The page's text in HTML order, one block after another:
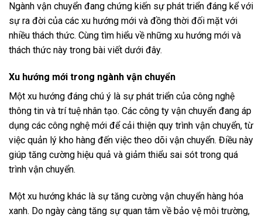
Ngành vận chuyển đang chứng kiến ​​sự phát triển đáng kể với
sự ra đời của các xu hướng mới và đồng thời đối mặt với
nhiều thách thức. Cùng tìm hiểu về những xu hướng mới và
thách thức này trong bài viết dưới đây.
Xu hướng mới trong ngành vận chuyển
Một xu hướng đáng chú ý là sự phát triển của công nghệ
thông tin và trí tuệ nhân tạo. Các công ty vận chuyển đang áp
dụng các công nghệ mới để cải thiện quy trình vận chuyển, từ
việc quản lý kho hàng đến việc theo dõi vận chuyển. Điều này
giúp tăng cường hiệu quả và giảm thiểu sai sót trong quá
trình vận chuyển.
Một xu hướng khác là sự tăng cường vận chuyển hàng hóa
xanh. Do ngày càng tăng sự quan tâm về bảo vệ môi trường,